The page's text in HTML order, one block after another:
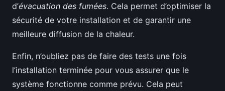
d’évacuation des fumées. Cela permet d’optimiser la
sécurité de votre installation et de garantir une
meilleure diffusion de la chaleur.
Enfin, n’oubliez pas de faire des tests une fois
l’installation terminée pour vous assurer que le
système fonctionne comme prévu. Cela peut